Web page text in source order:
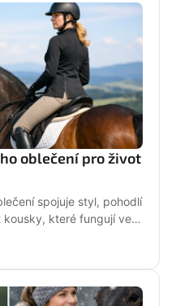
oblečení pro život
spojuje styl, pohodlí
které fungují ve